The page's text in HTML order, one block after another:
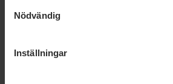
Nödvändig
Inställningar
MP: Sverige vinner på grön